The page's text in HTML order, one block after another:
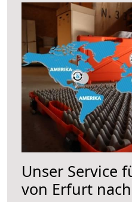
Unser Service
von Erfurt